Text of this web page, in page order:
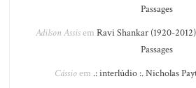
Passages
Adilson Assisem Ravi Shankar (1920-
Passages
Cássioem .: interlúdio :. Nicholas